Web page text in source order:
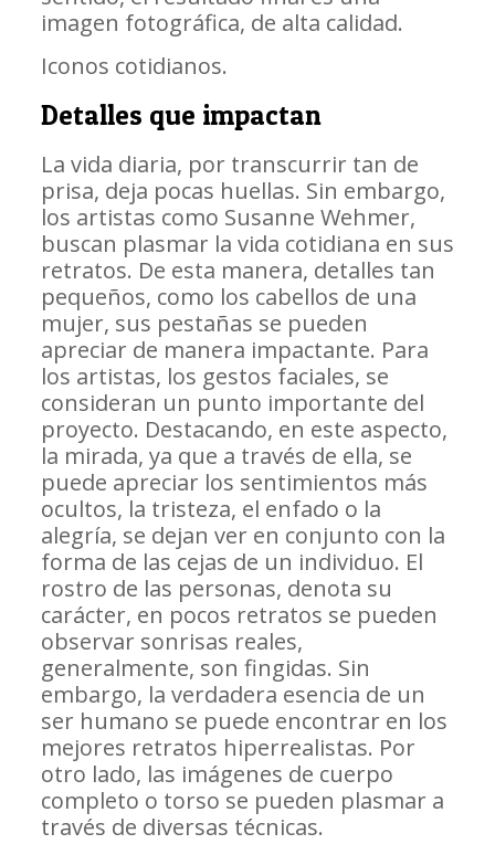
imagen fotográfica, de alta calidad.
Iconos cotidianos.
Detalles que impactan
La vida diaria, por transcurrir tan de
prisa, deja pocas huellas. Sin embargo,
los artistas como Susanne Wehmer,
buscan plasmar la vida cotidiana en sus
retratos. De esta manera, detalles tan
pequeños, como los cabellos de una
mujer, sus pestañas se pueden
apreciar de manera impactante. Para
los artistas, los gestos faciales, se
consideran un punto importante del
proyecto. Destacando, en este aspecto,
la mirada, ya que a través de ella, se
puede apreciar los sentimientos más
ocultos, la tristeza, el enfado o la
alegría, se dejan ver en conjunto con la
forma de las cejas de un individuo. El
rostro de las personas, denota su
carácter, en pocos retratos se pueden
observar sonrisas reales,
generalmente, son fingidas. Sin
embargo, la verdadera esencia de un
ser humano se puede encontrar en los
mejores retratos hiperrealistas. Por
otro lado, las imágenes de cuerpo
completo o torso se pueden plasmar a
través de diversas técnicas.